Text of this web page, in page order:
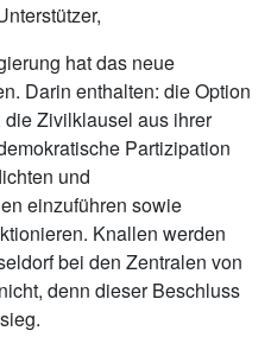
hat das neue
Darin enthalten: die Option
Zivilklausel aus ihrer
Partizipation
und
einzuführen sowie
Knallen werden
bei den Zentralen von
denn dieser Beschluss